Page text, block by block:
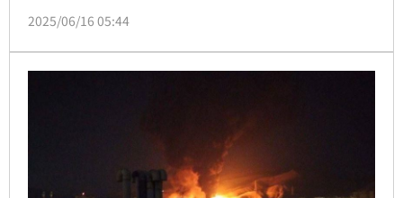
火擴大為區域衝突。
2025/06/16 05:44